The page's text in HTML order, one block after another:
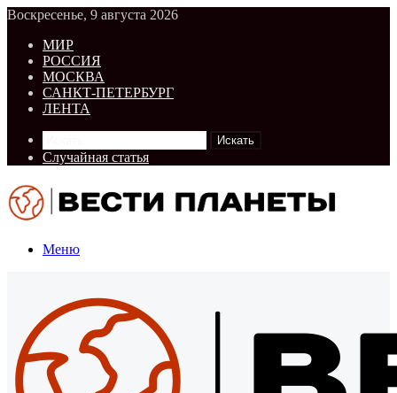
Воскресенье, 9 августа 2026
МИР
РОССИЯ
МОСКВА
САНКТ-ПЕТЕРБУРГ
ЛЕНТА
Искать
Случайная статья
Меню